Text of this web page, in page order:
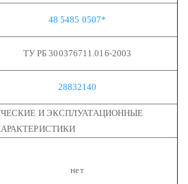
48 5485 0507*
ТУ РБ 300376711.016-2003
28832140
И ЭКСПЛУАТАЦИОННЫЕ
нет